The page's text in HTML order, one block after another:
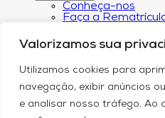
Valorizamos sua
Utilizamos cookies para
navegação, exibir anúncios
e analisar nosso tráfego. Ao
Conheça-nos
Faça a
Estatuto e
Regulamento
Resoluções e
Política de
Egressos
CPA – Comissão
Núcleo de Prática